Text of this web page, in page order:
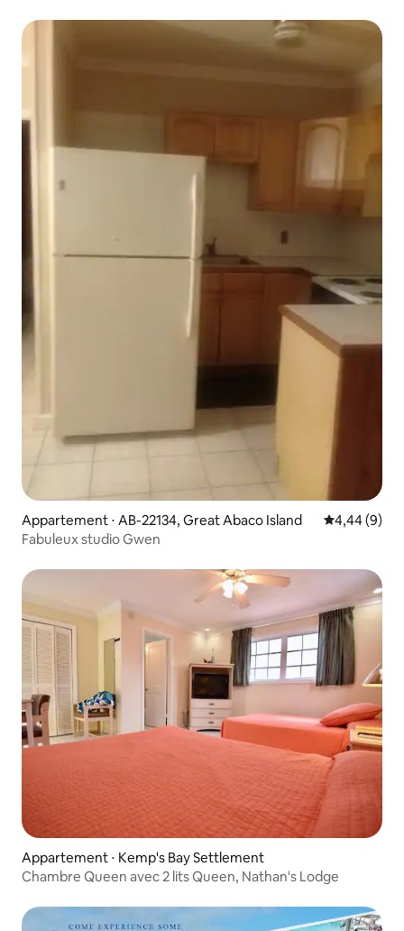
Appartement ⋅ AB-22134, Great Abaco Island Évaluation
4,44 (9)
Fabuleux studio Gwen
Appartement ⋅ Kemp's Bay Settlement
Chambre Queen avec 2 lits Queen, Nathan's Lodge